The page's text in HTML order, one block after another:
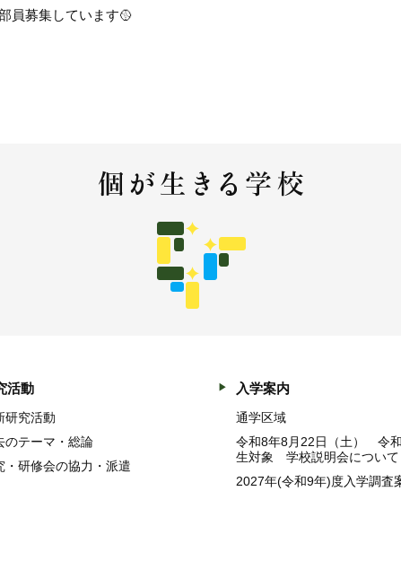
員募集しています🥎
活動
研究活動
のテーマ・総論
・研修会の協力・派遣
入学案内
通学区域
令和8年8月22日（土） 令
生対象 学校説明会について
2027年(令和9年)度入学調査